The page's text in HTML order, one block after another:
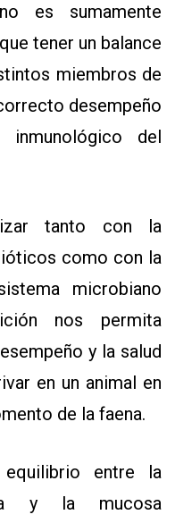
es sumamente
tener un balance
miembros de
desempeño
del
tanto con la
como con la
microbiano
nos permita
y la salud
en un animal en
de la faena.
entre la
y la mucosa